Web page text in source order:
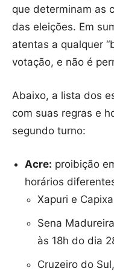
que determinam as
das eleições. Em
atentas a qualquer
votação, e não é
Abaixo, a lista dos
com suas regras e
segundo turno:
Acre: proibição
horários
Xapuri e
Sena
às 18h do dia
Cruzeiro do